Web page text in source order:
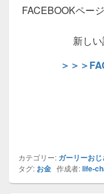
FACEBOOKペー
新しい
＞＞＞
カテゴリー: ガーリーお
タグ: お金 作成者:life-